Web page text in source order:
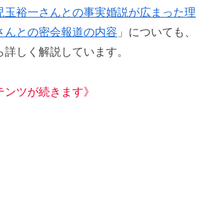
玉裕一さんとの事実婚説が広まった理
んとの密会報道の内容 」についても、
しく解説しています。
ンツが続きます》